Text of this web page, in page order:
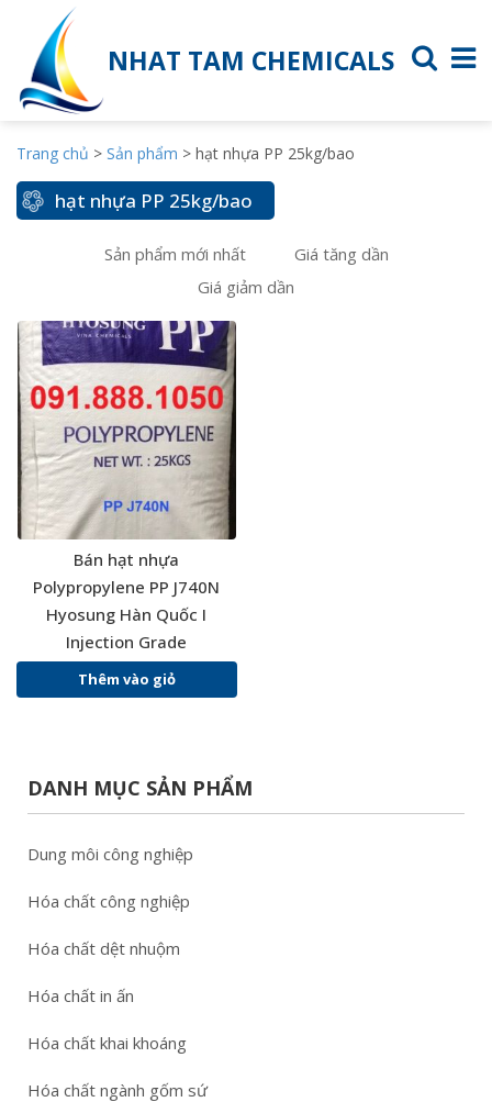
NHAT TAM CHEMICALS
Trang chủ > Sản phẩm > hạt nhựa PP 25kg/bao
hạt nhựa PP 25kg/bao
Sản phẩm mới nhất
Giá tăng dần
Giá giảm dần
Bán hạt nhựa
Polypropylene PP J740N
Hyosung Hàn Quốc I
Injection Grade
Thêm vào giỏ
DANH MỤC SẢN PHẨM
Dung môi công nghiệp
Hóa chất công nghiệp
Hóa chất dệt nhuộm
Hóa chất in ấn
Hóa chất khai khoáng
Hóa chất ngành gốm sứ